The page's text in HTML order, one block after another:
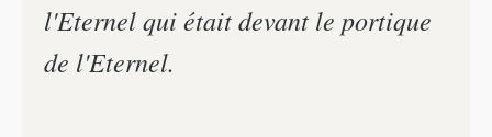
l'Eternel qui était devant le portique
de l'Eternel.